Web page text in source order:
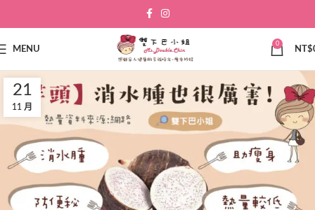
MENU
0
NT$
21
11 月